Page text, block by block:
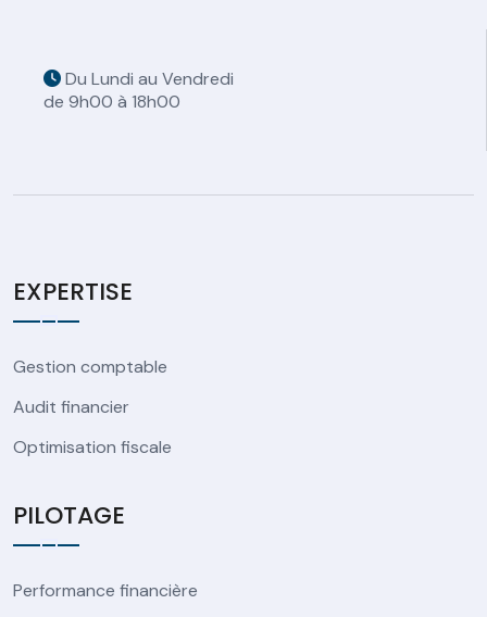
Du Lundi au Vendredi
de 9h00 à 18h00
EXPERTISE
Gestion comptable
Audit financier
Optimisation fiscale
PILOTAGE
Performance financière